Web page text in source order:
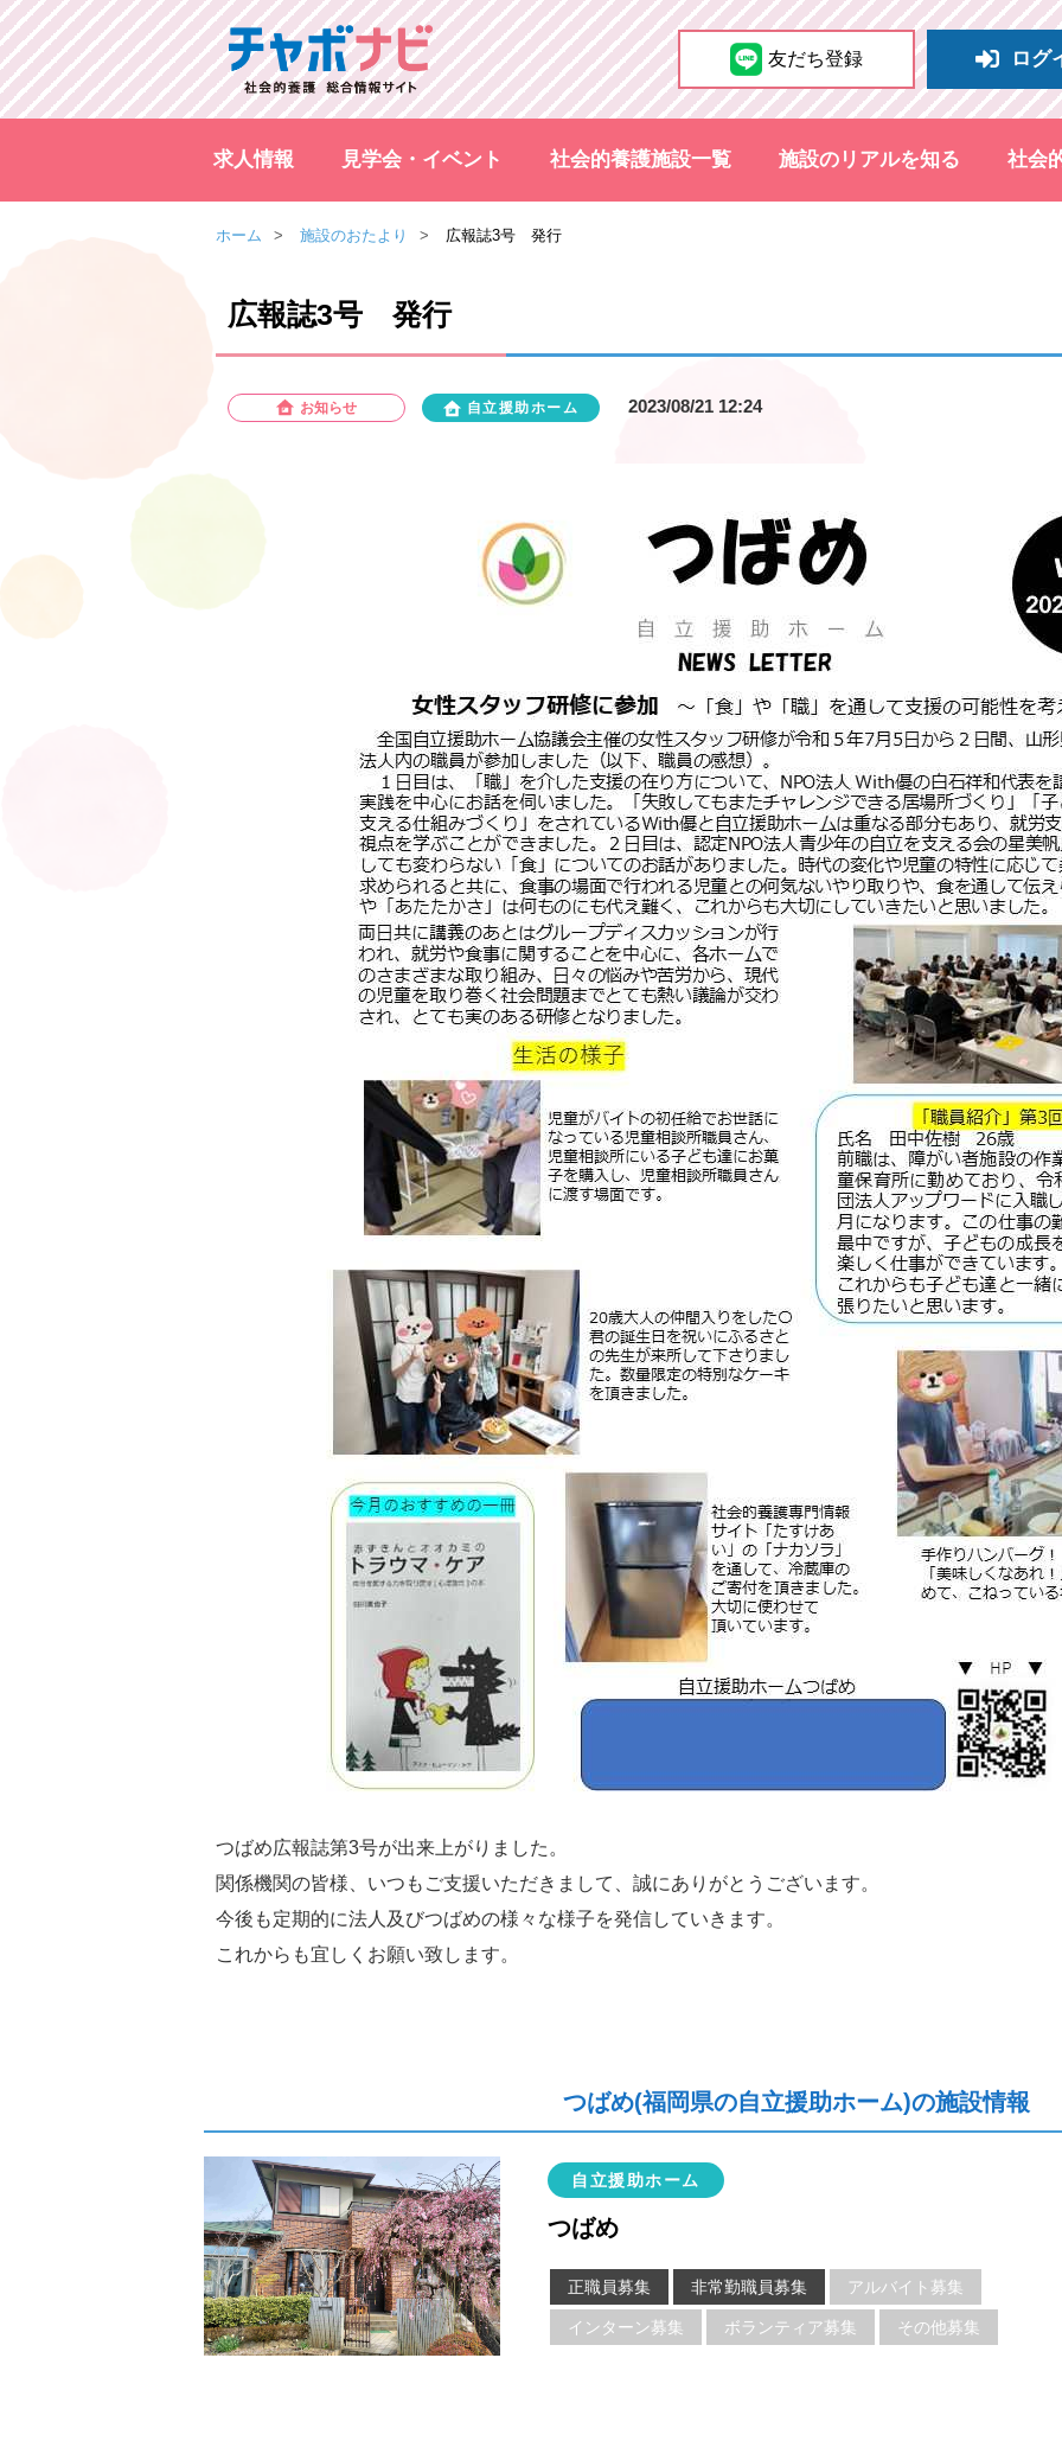
友だち登録 ログ
求人情報 見学会・イベント 社会的養護施設一覧 施設のリアルを知る 社会
ホーム 施設のおたより 広報誌3号 発行
広報誌3号 発行
お知らせ 自立援助ホーム 2023/08/21 12:24
つばめ広報誌第3号が出来上がりました。
関係機関の皆様、いつもご支援いただきまして、誠にありがとうございます。
今後も定期的に法人及びつばめの様々な様子を発信していきます。
これからも宜しくお願い致します。
つばめ(福岡県の自立援助ホーム)の施設情報
自立援助ホーム
つばめ
正職員募集 非常勤職員募集 アルバイト募集
インターン募集 ボランティア募集 その他募集